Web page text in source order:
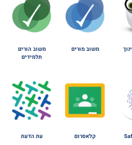
משוב מורים
משוב הורים
תלמידים
קלאסרום עת הדעת